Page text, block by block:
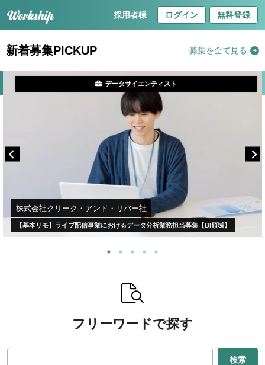
採用者様 ログイン 無料登録
新着募集PICKUP 募集を全て見る
株式会社クリーク・アンド・リバー社
【基本リモ】ライブ配信事業におけるデータ分析業務担当募集【BI領域】
データサイエンティスト
フリーワードで探す
検索